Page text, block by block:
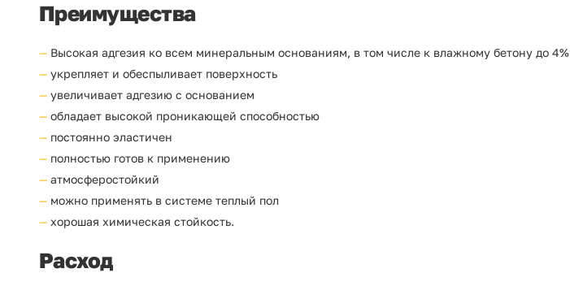
Преимущества
Высокая адгезия ко всем минеральным основаниям, в том числе к влажному бетону до 4%
укрепляет и обеспыливает поверхность
увеличивает адгезию с основанием
обладает высокой проникающей способностью
постоянно эластичен
полностью готов к применению
атмосферостойкий
можно применять в системе теплый пол
хорошая химическая стойкость.
Расход